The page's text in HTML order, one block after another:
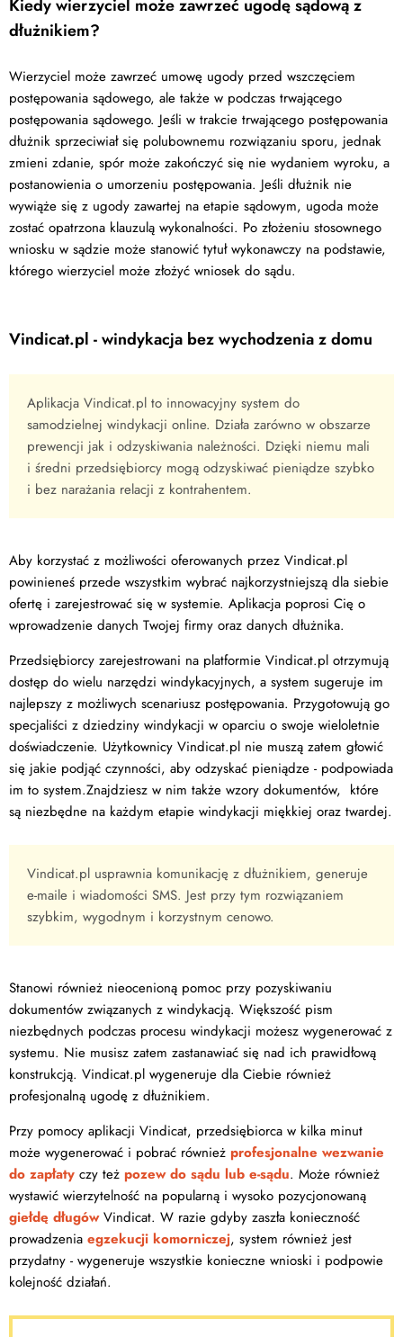
Kiedy wierzyciel może zawrzeć ugodę sądową z
dłużnikiem?
Wierzyciel może zawrzeć umowę ugody przed wszczęciem
postępowania sądowego, ale także w podczas trwającego
postępowania sądowego. Jeśli w trakcie trwającego postępowania
dłużnik sprzeciwiał się polubownemu rozwiązaniu sporu, jednak
zmieni zdanie, spór może zakończyć się nie wydaniem wyroku, a
postanowienia o umorzeniu postępowania. Jeśli dłużnik nie
wywiąże się z ugody zawartej na etapie sądowym, ugoda może
zostać opatrzona klauzulą wykonalności. Po złożeniu stosownego
wniosku w sądzie może stanowić tytuł wykonawczy na podstawie,
którego wierzyciel może złożyć wniosek do sądu.
Vindicat.pl - windykacja bez wychodzenia z domu
Aplikacja Vindicat.pl to innowacyjny system do
samodzielnej windykacji online. Działa zarówno w obszarze
prewencji jak i odzyskiwania należności. Dzięki niemu mali
i średni przedsiębiorcy mogą odzyskiwać pieniądze szybko
i bez narażania relacji z kontrahentem.
Aby korzystać z możliwości oferowanych przez Vindicat.pl
powinieneś przede wszystkim wybrać najkorzystniejszą dla siebie
ofertę i zarejestrować się w systemie. Aplikacja poprosi Cię o
wprowadzenie danych Twojej firmy oraz danych dłużnika.
Przedsiębiorcy zarejestrowani na platformie Vindicat.pl otrzymują
dostęp do wielu narzędzi windykacyjnych, a system sugeruje im
najlepszy z możliwych scenariusz postępowania. Przygotowują go
specjaliści z dziedziny windykacji w oparciu o swoje wieloletnie
doświadczenie. Użytkownicy Vindicat.pl nie muszą zatem głowić
się jakie podjąć czynności, aby odzyskać pieniądze - podpowiada
im to system.Znajdziesz w nim także wzory dokumentów, które
są niezbędne na każdym etapie windykacji miękkiej oraz twardej.
Vindicat.pl usprawnia komunikację z dłużnikiem, generuje
e-maile i wiadomości SMS. Jest przy tym rozwiązaniem
szybkim, wygodnym i korzystnym cenowo.
Stanowi również nieocenioną pomoc przy pozyskiwaniu
dokumentów związanych z windykacją. Większość pism
niezbędnych podczas procesu windykacji możesz wygenerować z
systemu. Nie musisz zatem zastanawiać się nad ich prawidłową
konstrukcją. Vindicat.pl wygeneruje dla Ciebie również
profesjonalną ugodę z dłużnikiem.
Przy pomocy aplikacji Vindicat, przedsiębiorca w kilka minut
może wygenerować i pobrać również profesjonalne wezwanie
do zapłaty czy też pozew do sądu lub e-sądu. Może również
wystawić wierzytelność na popularną i wysoko pozycjonowaną
giełdę długówVindicat. W razie gdyby zaszła konieczność
prowadzenia egzekucji komorniczej, system również jest
przydatny - wygeneruje wszystkie konieczne wnioski i podpowie
kolejność działań.